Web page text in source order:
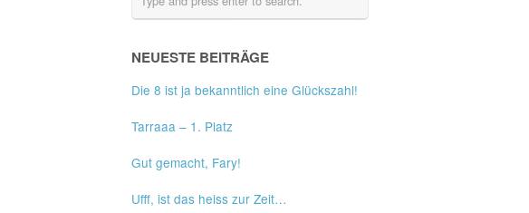
NEUESTE BEITRÄGE
Die 8 ist ja bekanntlich eine Glückszahl!
Tarraaa – 1. Platz
Gut gemacht, Fary!
Ufff, ist das heiss zur Zeit…